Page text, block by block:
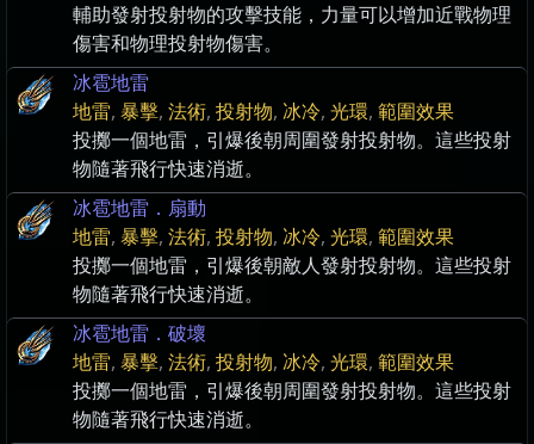
輔助發射投射物的攻擊技能，力量可以增加近戰物理
傷害和物理投射物傷害。
冰雹地雷
地雷, 暴擊, 法術, 投射物, 冰冷, 光環, 範圍效果
投擲一個地雷，引爆後朝周圍發射投射物。這些投射
物隨著飛行快速消逝。
冰雹地雷．扇動
地雷, 暴擊, 法術, 投射物, 冰冷, 光環, 範圍效果
投擲一個地雷，引爆後朝敵人發射投射物。這些投射
物隨著飛行快速消逝。
冰雹地雷．破壞
地雷, 暴擊, 法術, 投射物, 冰冷, 光環, 範圍效果
投擲一個地雷，引爆後朝周圍發射投射物。這些投射
物隨著飛行快速消逝。